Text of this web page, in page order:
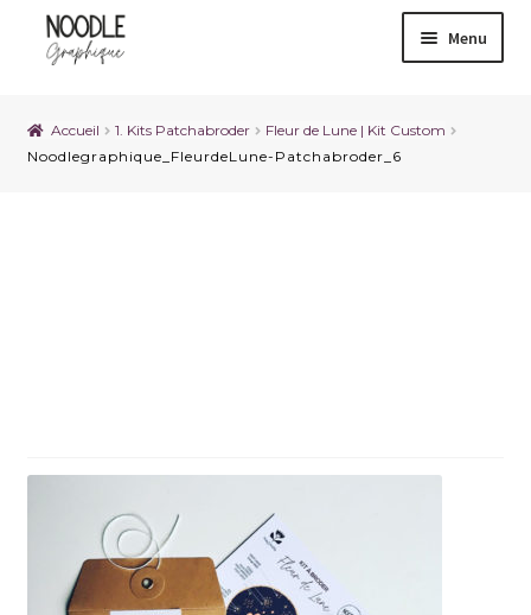
Menu
Accueil 1. Kits Patchabroder
Fleur de Lune | Kit Custom
Noodlegraphique_FleurdeLune-Patchabroder_6